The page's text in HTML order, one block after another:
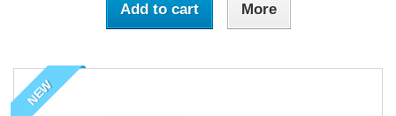
Add to cart More
NEW